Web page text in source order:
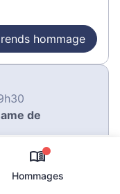
Hommages
hommage
de